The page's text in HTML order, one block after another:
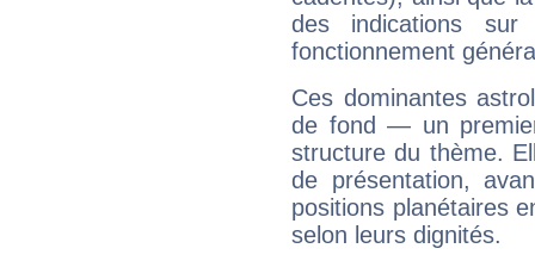
des indications sur
fonctionnement
Ces dominantes
de fond — un
structure du thème.
de présentation,
positions planétaires
selon leurs dignités.